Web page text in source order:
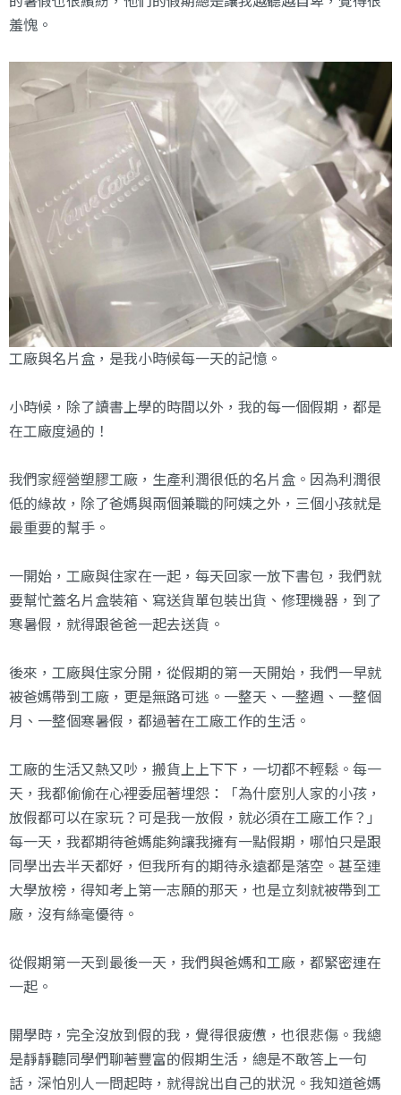
羞愧。
工廠與名片盒，是我小時候每一天的記憶。
小時候，除了讀書上學的時間以外，我的每一個假期，都是
在工廠度過的！
我們家經營塑膠工廠，生產利潤很低的名片盒。因為利潤很
低的緣故，除了爸媽與兩個兼職的阿姨之外，三個小孩就是
最重要的幫手。
一開始，工廠與住家在一起，每天回家一放下書包，我們就
要幫忙蓋名片盒裝箱、寫送貨單包裝出貨、修理機器，到了
寒暑假，就得跟爸爸一起去送貨。
後來，工廠與住家分開，從假期的第一天開始，我們一早就
被爸媽帶到工廠，更是無路可逃。一整天、一整週、一整個
月、一整個寒暑假，都過著在工廠工作的生活。
工廠的生活又熱又吵，搬貨上上下下，一切都不輕鬆。每一
天，我都偷偷在心裡委屈著埋怨：「為什麼別人家的小孩，
放假都可以在家玩？可是我一放假，就必須在工廠工作？」
每一天，我都期待爸媽能夠讓我擁有一點假期，哪怕只是跟
同學出去半天都好，但我所有的期待永遠都是落空。甚至連
大學放榜，得知考上第一志願的那天，也是立刻就被帶到工
廠，沒有絲毫優待。
從假期第一天到最後一天，我們與爸媽和工廠，都緊密連在
一起。
開學時，完全沒放到假的我，覺得很疲憊，也很悲傷。我總
是靜靜聽同學們聊著豐富的假期生活，總是不敢答上一句
話，深怕別人一問起時，就得說出自己的狀況。我知道爸媽